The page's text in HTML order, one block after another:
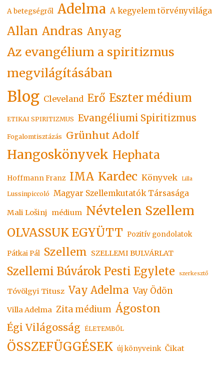
A betegségről Adelma A kegyelem törvényvilága
Allan Andras Anyag
Az evangélium a spiritizmus
megvilágításában
Blog Cleveland Erő Eszter médium
ETIKAI SPIRITIZMUS Evangéliumi Spiritizmus
Fogalomtisztázás Grünhut Adolf
Hangoskönyvek Hephata
Hoffmann Franz IMA Kardec Könyvek Lilla
Lussinpiccoló Magyar Szellemkutatók Társasága
Mali Lošinj médium Névtelen Szellem
OLVASSUK EGYÜTT Pozitív gondolatok
Pátkai Pál Szellem SZELLEMI BULVÁRLAT
Szellemi Búvárok Pesti Egylete szerkesztő
Tóvölgyi Titusz Vay Adelma Vay Ödön
Villa Adelma Zita médium Ágoston
Égi Világosság ÉLETEMBŐL
ÖSSZEFÜGGÉSEK új könyveink Čikat